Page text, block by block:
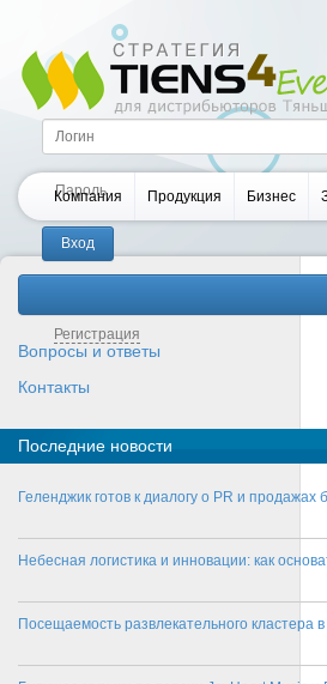
Регистрация
Компания Продукция Бизнес
Вопросы и ответы
Контакты
Последние новости
Геленджик готов к диалогу о PR и
Небесная логистика и инновации: как
Посещаемость развлекательного кластера